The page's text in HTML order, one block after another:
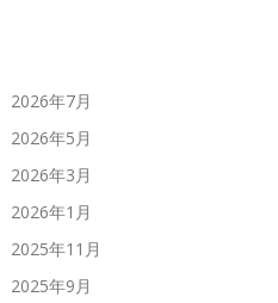
2026年7月
2026年5月
2026年3月
2026年1月
2025年11月
2025年9月